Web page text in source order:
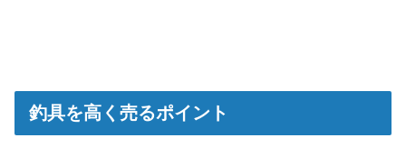
釣具を高く売るポイント